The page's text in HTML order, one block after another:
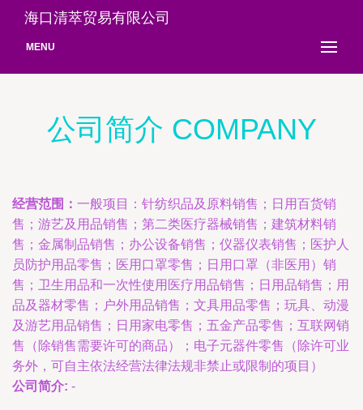
海口清萃贸易有限公司
MENU
公司简介 COMPANY
经营范围： 一般项目：针纺织品及原料销售；日用百货销
售；游艺及用品销售；第二类医疗器械销售；建筑材料销
售；金属制品销售；办公设备销售；仪器仪表销售；医护人
员防护用品零售；医用口罩零售；日用口罩（非医用）销
售；卫生用品和一次性使用医疗用品销售；日用品销售；用
品及器材零售；户外用品销售；文具用品零售；玩具、动漫
及游艺用品销售；日用家电零售；五金产品零售；互联网销
售（除销售需要许可的商品）；电子元器件零售（除许可业
务外，可自主依法经营法律法规非禁止或限制的项目）
公司简介: -